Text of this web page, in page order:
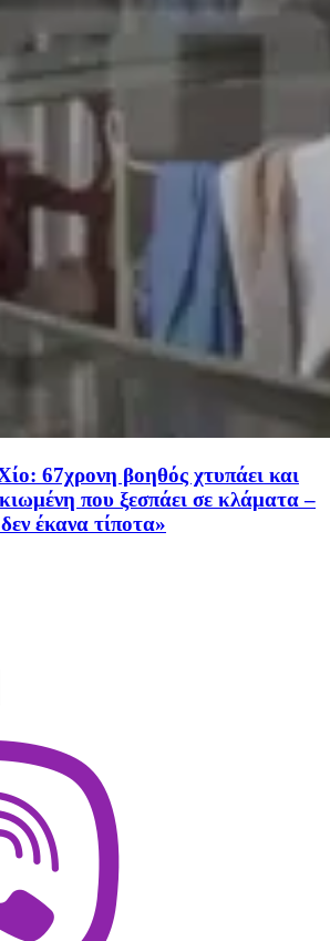
67χρονη βοηθός χτυπάει και
που ξεσπάει σε κλάματα –
έκανα τίποτα»